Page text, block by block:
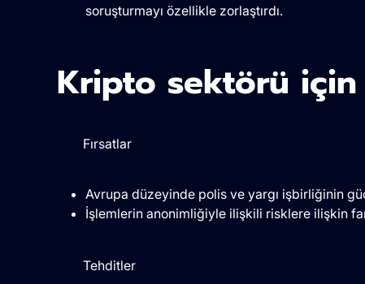
soruşturmayı özellikle zorlaştırdı.
Kripto sektörü için
Fırsatlar
Avrupa düzeyinde polis ve yargı işbirliğinin
İşlemlerin anonimliğiyle ilişkili risklere ilişkin
Tehditler